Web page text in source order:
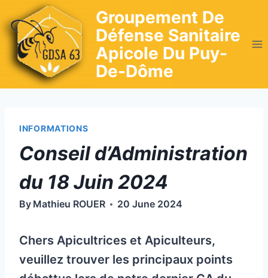
to
content
Groupement De
Défense Sanitaire
Apicole Du Puy-
De-Dôme
INFORMATIONS
Conseil d’Administration
du 18 Juin 2024
By Mathieu ROUER 20 June 2024
Chers Apicultrices et Apiculteurs,
veuillez trouver les principaux points